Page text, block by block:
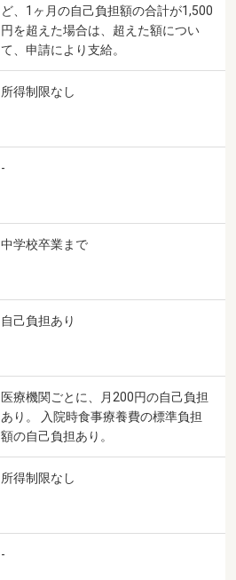
ど、1ヶ月の自己負担額の合計が1,500
円を超えた場合は、超えた額につい
て、申請により支給。
所得制限なし
-
中学校卒業まで
自己負担あり
医療機関ごとに、月200円の自己負担
あり。 入院時食事療養費の標準負担
額の自己負担あり。
所得制限なし
-